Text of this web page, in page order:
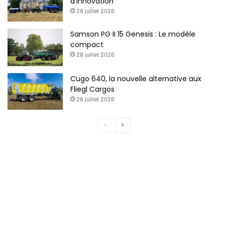
28 juillet 2026
Samson PG II 15 Genesis : Le modèle
compact
28 juillet 2026
Cugo 640, la nouvelle alternative aux
Fliegl Cargos
28 juillet 2026
Page
Page